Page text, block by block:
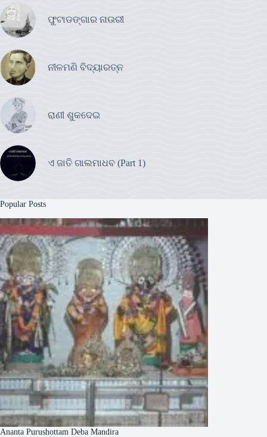
ଫୁଟାଡଙ୍ଗାର ନାଉରୀ
ନୀଳମଣି ବିଦ୍ୟାରତ୍ନ
ରାଣୀ ଶୁକଦେଇ
ଏ ଜାତି ଗାଲମାଧବ (Part 1)
Popular Posts
Ananta Purushottam Deba Mandira